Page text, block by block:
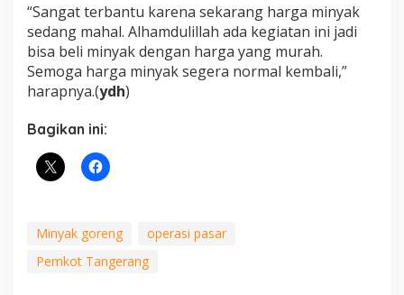
“Sangat terbantu karena sekarang harga minyak
sedang mahal. Alhamdulillah ada kegiatan ini jadi
bisa beli minyak dengan harga yang murah.
Semoga harga minyak segera normal kembali,”
harapnya.(ydh)
Bagikan ini:
Minyak goreng
operasi pasar
Pemkot Tangerang